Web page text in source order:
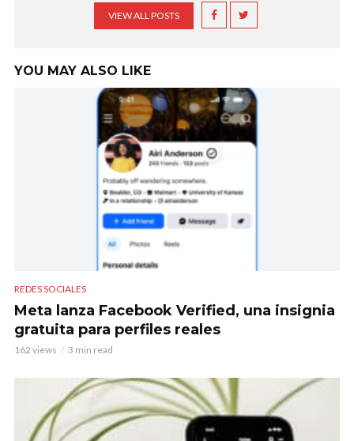
VIEW ALL POSTS
YOU MAY ALSO LIKE
REDES SOCIALES
Meta lanza Facebook Verified, una insignia
gratuita para perfiles reales
162 views 3 min read